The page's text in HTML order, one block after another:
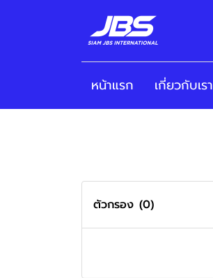
หน้าแรก เกี่ยวกับเรา
ตัวกรอง (0)